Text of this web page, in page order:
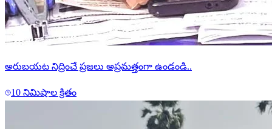
అరుబయట నిద్రించే ప్రజలు అప్రమత్తంగా ఉండండి..
10 నిమిషాల క్రితం